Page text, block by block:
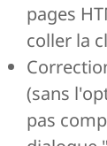
pages
coller la
(sans
pas